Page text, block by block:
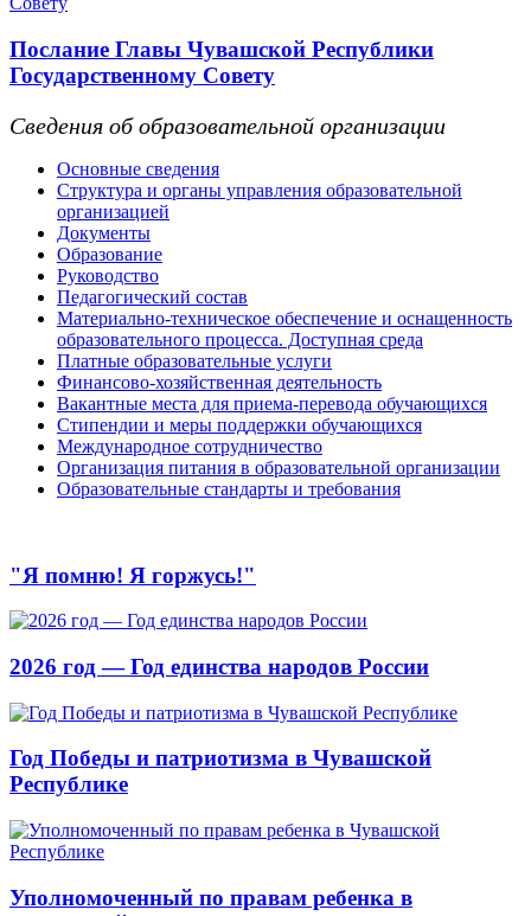
Послание Главы Чувашской Республики
Государственному Совету
Сведения об образовательной организации
Основные сведения
Структура и органы управления образовательной
организацией
Документы
Образование
Руководство
Педагогический состав
Материально-техническое обеспечение и оснащенность
образовательного процесса. Доступная среда
Платные образовательные услуги
Финансово-хозяйственная деятельность
Вакантные места для приема-перевода обучающихся
Стипендии и меры поддержки обучающихся
Международное сотрудничество
Организация питания в образовательной организации
Образовательные стандарты и требования
"Я помню! Я горжусь!"
2026 год — Год единства народов России
Год Победы и патриотизма в Чувашской
Республике
Уполномоченный по правам ребенка в